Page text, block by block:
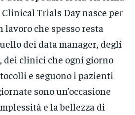
Trials Day nasce per
che spesso resta
dei data manager, degli
dei clinici che ogni giorno
e seguono i pazienti
sono un’occasione
e la bellezza di